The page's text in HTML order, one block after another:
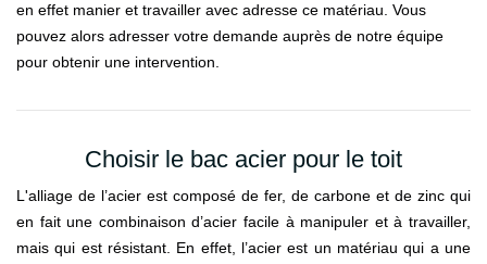
en effet manier et travailler avec adresse ce matériau. Vous
pouvez alors adresser votre demande auprès de notre équipe
pour obtenir une intervention.
Choisir le bac acier pour le toit
L'alliage de l’acier est composé de fer, de carbone et de zinc qui
en fait une combinaison d’acier facile à manipuler et à travailler,
mais qui est résistant. En effet, l’acier est un matériau qui a une